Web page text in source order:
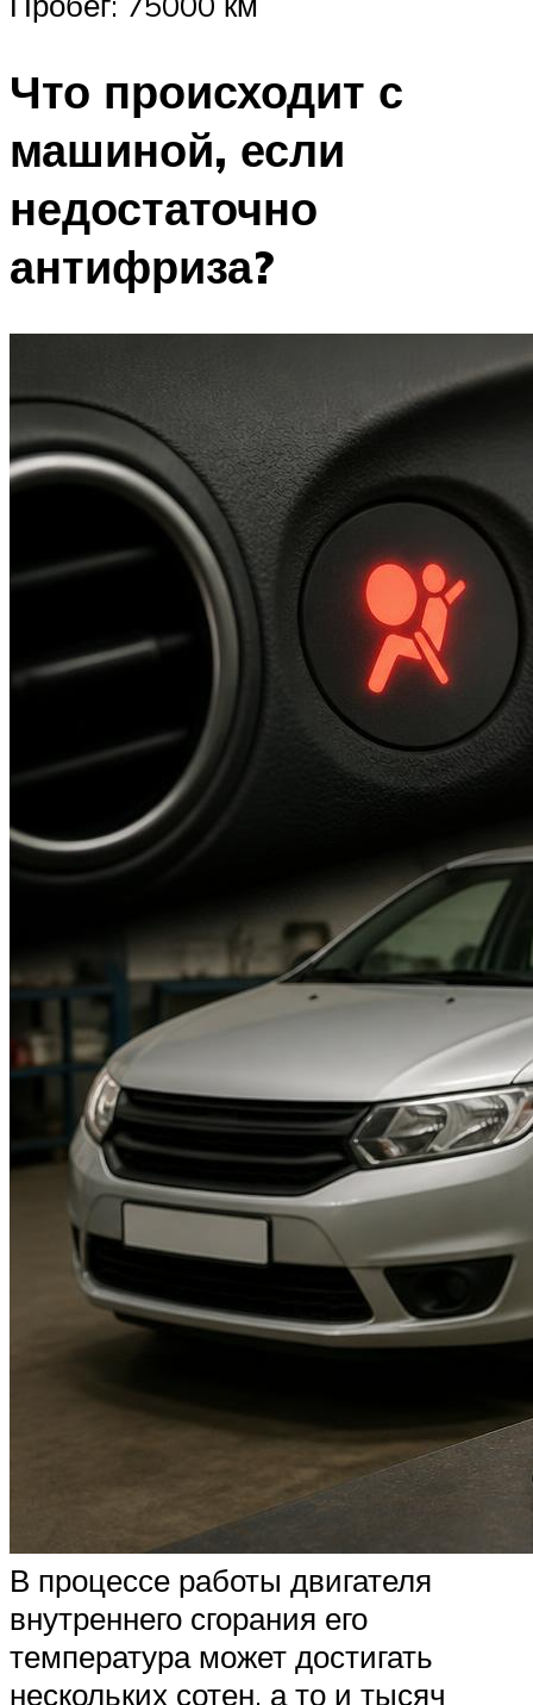
Что происходит с
машиной, если
недостаточно
антифриза?
В процессе работы двигателя
внутреннего сгорания его
температура может достигать
нескольких сотен, а то и тысяч